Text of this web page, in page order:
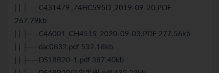
| | ├──C431479_74HC595D_2019-09-20.PDF
267.79kb
| | ├──C46001_CH451S_2020-09-03.PDF 277.56kb
| | ├──dac0832.pdf 532.18kb
| | ├──DS18B20-1.pdf 387.40kb